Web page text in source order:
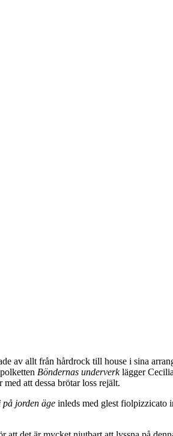
av allt från hårdrock till house i sina
Böndernas underverklägger
att dessa brötar loss rejält.
jorden äge inleds med glest fiolpizzicato